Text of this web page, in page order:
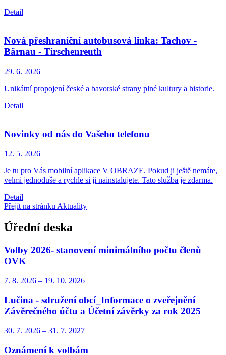
Detail
Nová přeshraniční autobusová linka: Tachov -
Bärnau - Tirschenreuth
29. 6. 2026
Unikátní propojení české a bavorské strany plné kultury a historie.
Detail
Novinky od nás do Vašeho telefonu
12. 5. 2026
Je tu pro Vás mobilní aplikace V OBRAZE. Pokud ji ještě nemáte,
velmi jednoduše a rychle si ji nainstalujete. Tato služba je zdarma.
Detail
Přejít na stránku Aktuality
Úřední deska
Volby 2026- stanovení minimálního počtu členů
OVK
7. 8. 2026 – 19. 10. 2026
Lučina - sdružení obcí_Informace o zveřejnění
Závěrečného účtu a Účetní závěrky za rok 2025
30. 7. 2026 – 31. 7. 2027
Oznámení k volbám